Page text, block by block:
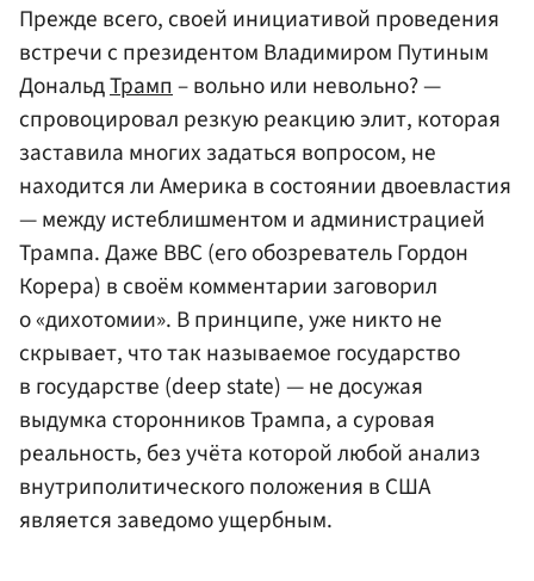
Прежде всего, своей инициативой проведения
встречи с президентом Владимиром Путиным
ДональдТрамп– вольно или невольно? —
спровоцировал резкую реакцию элит, которая
заставила многих задаться вопросом, не
находится ли Америка в состоянии двоевластия
— между истеблишментом и администрацией
Трампа. Даже ВВС (его обозреватель Гордон
Корера) в своём комментарии заговорил
о «дихотомии». В принципе, уже никто не
скрывает, что так называемое государство
в государстве (deep state) — не досужая
выдумка сторонников Трампа, а суровая
реальность, без учёта которой любой анализ
внутриполитического положения в США
является заведомо ущербным.